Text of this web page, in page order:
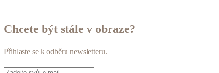
Chcete být stále v obraze?
Přihlaste se k odběru newsletteru.